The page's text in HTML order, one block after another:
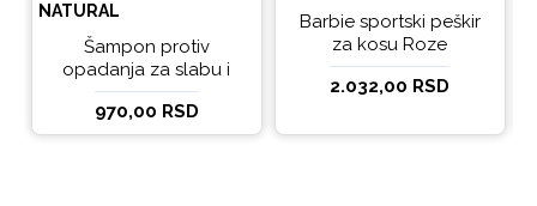
NATURAL
Šampon protiv
opadanja za slabu i
tanku kosu beBio
natural 300ml
970,00 RSD
Barbie sportski peškir
za kosu Roze
2.032,00 RSD